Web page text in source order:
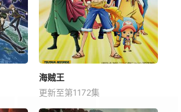
海贼王
更新至第1172集